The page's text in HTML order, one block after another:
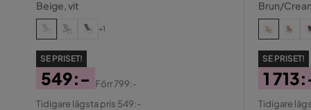
Beige, vit
+1
SE PRISET!
Pris
549:-
Original
Förr799:-
Tidigare lägsta pris 549:-
Brun/
SE PRISET!
Pris
1
Tidigare